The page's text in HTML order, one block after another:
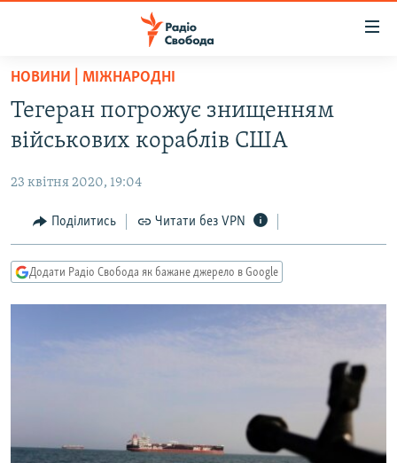
Перейти
основного
матеріалу
до
навігації
Перейти
до
ВСЕ ЗА ДОБУ
ПОЛІТИКА
ЕКОНОМІКА
КУЛЬТУРА
ВІЙНА
РОСІЙСЬКА «ФІЛЬТРАЦІЯ»
КРИМ.РЕАЛІЇ
ФОТО
НОВИНИ | МІЖНАРОДНІ
Тегеран погрожує знищенням
військових кораблів США
23 квітня 2020, 19:04
Поділитись Читати без VPN
Додати Радіо Свобода як бажане джерело в Google